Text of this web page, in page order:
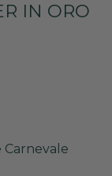
IN ORO